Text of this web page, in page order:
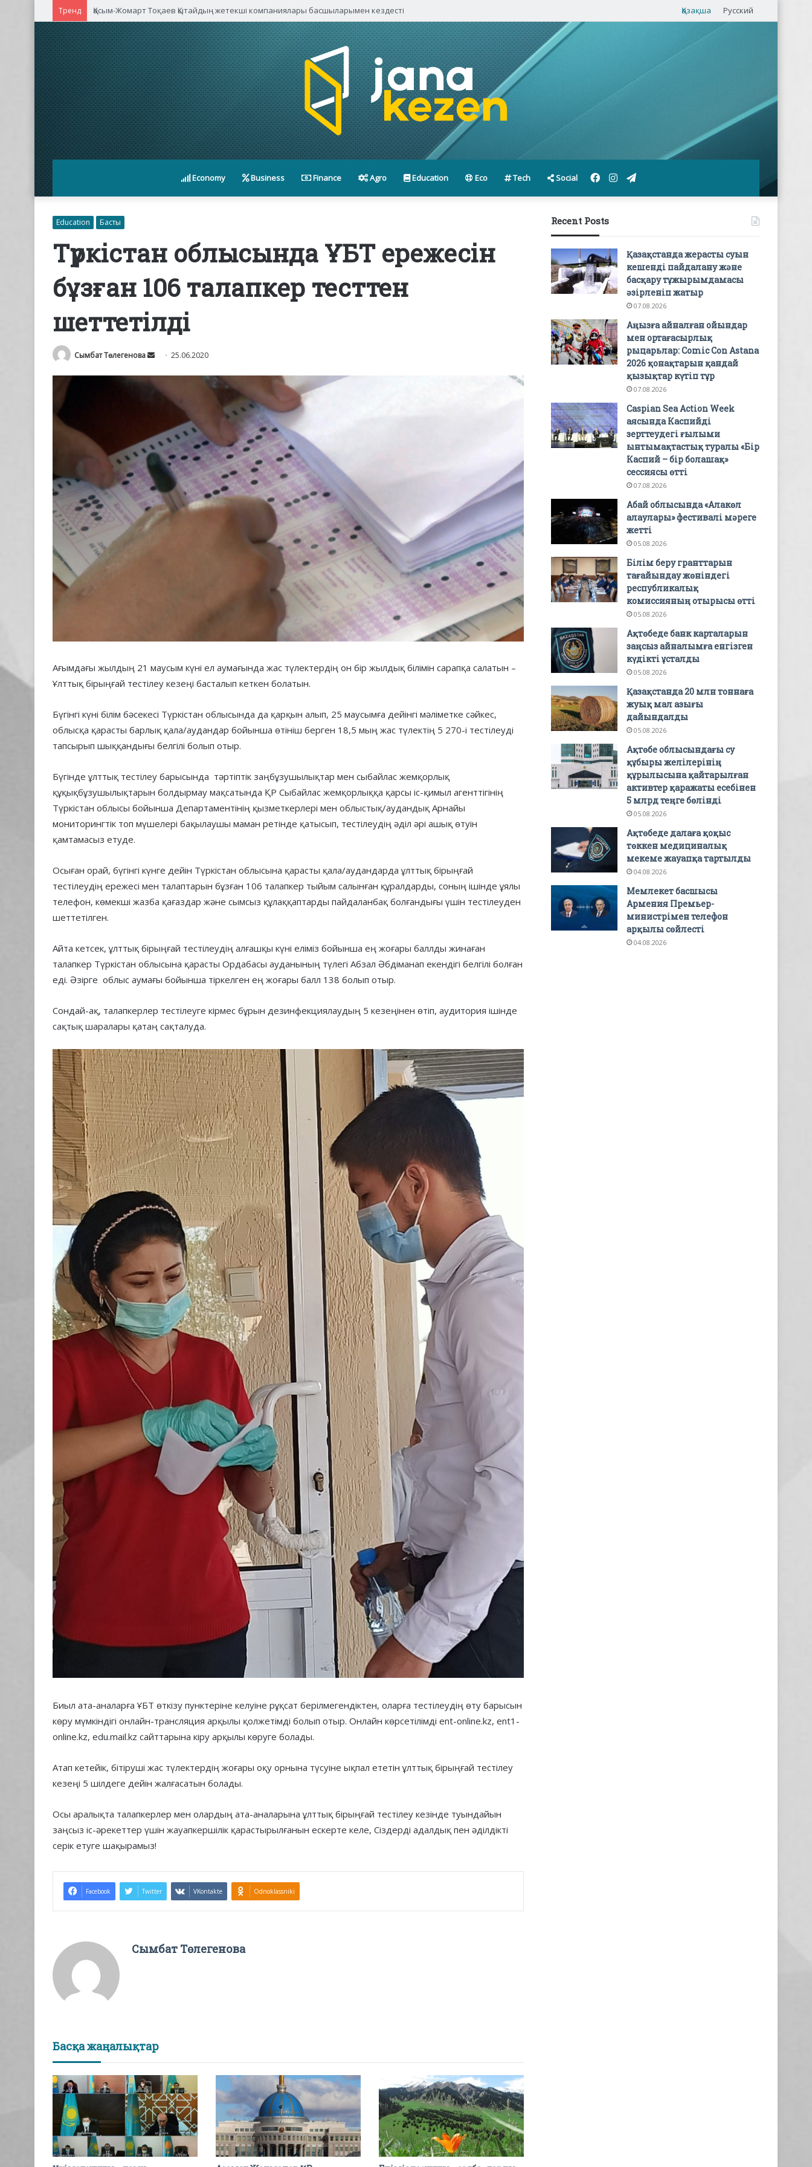
Тренд Қасым-Жомарт Тоқаев Қытайдың жетекші компаниялары басшыларымен кездесті Қазақша Русский
Economy Business Finance Agro Education Eco Tech Social Telegram
Instagram
Facebook
Education Басты
Түркістан облысында ҰБТ ережесін
бұзған 106 талапкер тесттен
шеттетілді
Сымбат Төлегенова
Send
email
25.06.2020
Ағымдағы жылдың 21 маусым күні ел аумағында жас түлектердің он бір жылдық білімін сарапқа салатын –
Ұлттық бірыңғай тестілеу кезеңі басталып кеткен болатын.
Бүгінгі күні білім бәсекесі Түркістан облысында да қарқын алып, 25 маусымға дейінгі мәліметке сәйкес,
облысқа қарасты барлық қала/аудандар бойынша өтініш берген 18,5 мың жас түлектің 5 270-і тестілеуді
тапсырып шыққандығы белгілі болып отыр.
Бүгінде ұлттық тестілеу барысында тәртіптік заңбұзушылықтар мен сыбайлас жемқорлық
құқықбұзушылықтарын болдырмау мақсатында ҚР Сыбайлас жемқорлыққа қарсы іс-қимыл агенттігінің
Түркістан облысы бойынша Департаментінің қызметкерлері мен облыстық/аудандық Арнайы
мониторингтік топ мүшелері бақылаушы маман ретінде қатысып, тестілеудің әділ әрі ашық өтуін
қамтамасыз етуде.
Осыған орай, бүгінгі күнге дейін Түркістан облысына қарасты қала/аудандарда ұлттық бірыңғай
тестілеудің ережесі мен талаптарын бұзған 106 талапкер тыйым салынған құралдарды, соның ішінде ұялы
телефон, көмекші жазба қағаздар және сымсыз құлаққаптарды пайдаланбақ болғандығы үшін тестілеуден
шеттетілген.
Айта кетсек, ұлттық бірыңғай тестілеудің алғашқы күні еліміз бойынша ең жоғары баллды жинаған
талапкер Түркістан облысына қарасты Ордабасы ауданының түлегі Абзал Әбдіманап екендігі белгілі болған
еді. Әзірге облыс аумағы бойынша тіркелген ең жоғары балл 138 болып отыр.
Сондай-ақ, талапкерлер тестілеуге кірмес бұрын дезинфекциялаудың 5 кезеңінен өтіп, аудитория ішінде
сақтық шаралары қатаң сақталуда.
Биыл ата-аналарға ҰБТ өткізу пунктеріне келуіне рұқсат берілмегендіктен, оларға тестілеудің өту барысын
көру мүмкіндігі онлайн-трансляция арқылы қолжетімді болып отыр. Онлайн көрсетілімді ent-online.kz, ent1-
online.kz, edu.mail.kz сайттарына кіру арқылы көруге болады.
Атап кетейік, бітіруші жас түлектердің жоғары оқу орнына түсуіне ықпал ететін ұлттық бірыңғай тестілеу
кезеңі 5 шілдеге дейін жалғасатын болады.
Осы аралықта талапкерлер мен олардың ата-аналарына ұлттық бірыңғай тестілеу кезінде туындайын
заңсыз іс-әрекеттер үшін жауапкершілік қарастырылғанын ескерте келе, Сіздерді адалдық пен әділдікті
серік етуге шақырамыз!
Facebook Twitter VKontakte Odnoklassniki
Сымбат Төлегенова
Басқа жаңалықтар
Recent Posts
Қазақстанда жерасты суын
кешенді пайдалану және
басқару тұжырымдамасы
әзірленіп жатыр
07.08.2026
Аңызға айналған ойындар
мен ортағасырлық
рыцарьлар: Comic Con Astana
2026 қонақтарын қандай
қызықтар күтіп тұр
07.08.2026
Caspian Sea Action Week
аясында Каспийді
зерттеудегі ғылыми
ынтымақтастық туралы «Бір
Каспий – бір болашақ»
сессиясы өтті
07.08.2026
Абай облысында «Алакөл
алаулары» фестивалі мәреге
жетті
05.08.2026
Білім беру гранттарын
тағайындау жөніндегі
республикалық
комиссияның отырысы өтті
05.08.2026
Ақтөбеде банк карталарын
заңсыз айналымға енгізген
күдікті ұсталды
05.08.2026
Қазақстанда 20 млн тоннаға
жуық мал азығы
дайындалды
05.08.2026
Ақтөбе облысындағы су
құбыры желілерінің
құрылысына қайтарылған
активтер қаражаты есебінен
5 млрд теңге бөлінді
05.08.2026
Ақтөбеде далаға қоқыс
төккен медициналық
мекеме жауапқа тартылды
04.08.2026
Мемлекет басшысы
Армения Премьер-
министрімен телефон
арқылы сөйлесті
04.08.2026